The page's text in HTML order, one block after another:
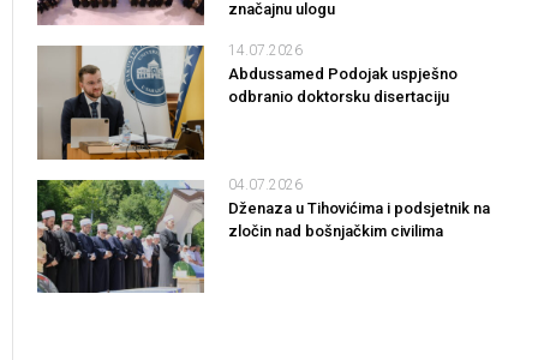
značajnu ulogu
14.07.2026
Abdussamed Podojak uspješno
odbranio doktorsku disertaciju
04.07.2026
Dženaza u Tihovićima i podsjetnik na
zločin nad bošnjačkim civilima